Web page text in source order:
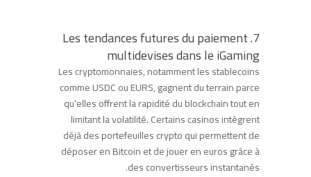
7. Les tendances futures du paiement
multidevises dans le iGaming
Les cryptomonnaies, notamment les stablecoins
comme USDC ou EURS, gagnent du terrain parce
qu’elles offrent la rapidité du blockchain tout en
limitant la volatilité. Certains casinos intègrent
déjà des portefeuilles crypto qui permettent de
déposer en Bitcoin et de jouer en euros grâce à
des convertisseurs instantanés.